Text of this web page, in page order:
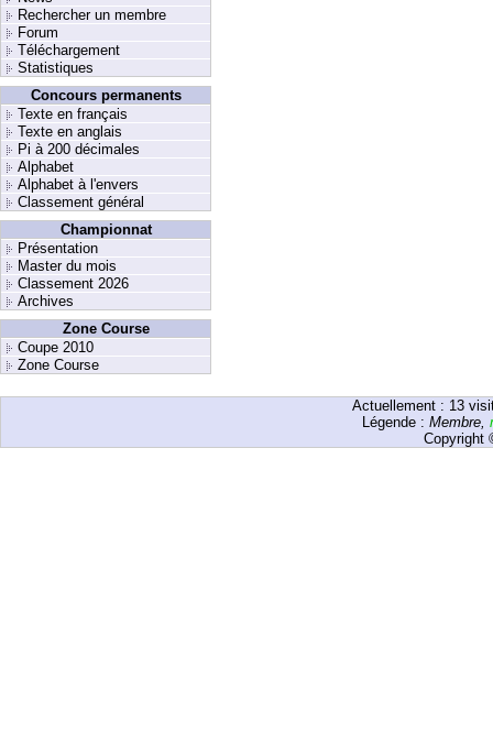
Rechercher un membre
Forum
Téléchargement
Statistiques
Concours permanents
Texte en français
Texte en anglais
Pi à 200 décimales
Alphabet
Alphabet à l'envers
Classement général
Championnat
Présentation
Master du mois
Classement 2026
Archives
Zone Course
Coupe 2010
Zone Course
Actuellement : 13
Légende : Membre,
Copyright